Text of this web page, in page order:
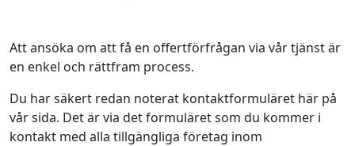
Att ansöka om att få en offertförfrågan via vår tjänst är
en enkel och rättfram process.
Du har säkert redan noterat kontaktformuläret här på
vår sida. Det är via det formuläret som du kommer i
kontakt med alla tillgängliga företag inom